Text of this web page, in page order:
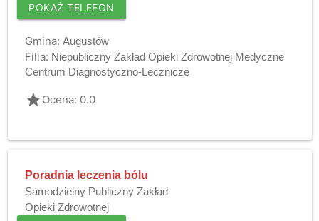
POKAŻ TELEFON
Gmina: Augustów
Filia: Niepubliczny Zakład Opieki Zdrowotnej Medyczne
Centrum Diagnostyczno-Lecznicze
gradeOcena: 0.0
Poradnia leczenia bólu
Samodzielny Publiczny Zakład
Opieki Zdrowotnej